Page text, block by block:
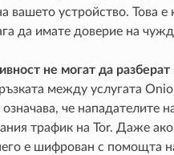
вашето устройство. Това е
да имате доверие на
не могат да разберат
между услугата
че нападателите
трафик на Tor. Даже
е шифрован с помощта